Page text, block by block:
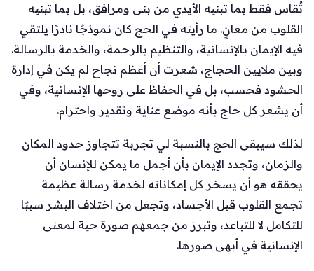
تُقاس فقط بما تبنيه الأيدي من بنى ومرافق، بل بما تبنيه
القلوب من معانٍ. ما رأيته في الحج كان نموذجًا نادرًا يلتقي
فيه الإيمان بالإنسانية، والتنظيم بالرحمة، والخدمة بالرسالة.
وبين ملايين الحجاج، شعرت أن أعظم نجاح لم يكن في إدارة
الحشود فحسب، بل في الحفاظ على روحها الإنسانية، وفي
أن يشعر كل حاج بأنه موضع عناية وتقدير واحترام.
لذلك سيبقى الحج بالنسبة لي تجربة تتجاوز حدود المكان
والزمان، وتجدد الإيمان بأن أجمل ما يمكن للإنسان أن
يحققه هو أن يسخر كل إمكاناته لخدمة رسالة عظيمة
تجمع القلوب قبل الأجساد، وتجعل من اختلاف البشر سببًا
للتكامل لا للتباعد، وتبرز من جمعهم صورة حية لمعنى
الإنسانية في أبهى صورها.